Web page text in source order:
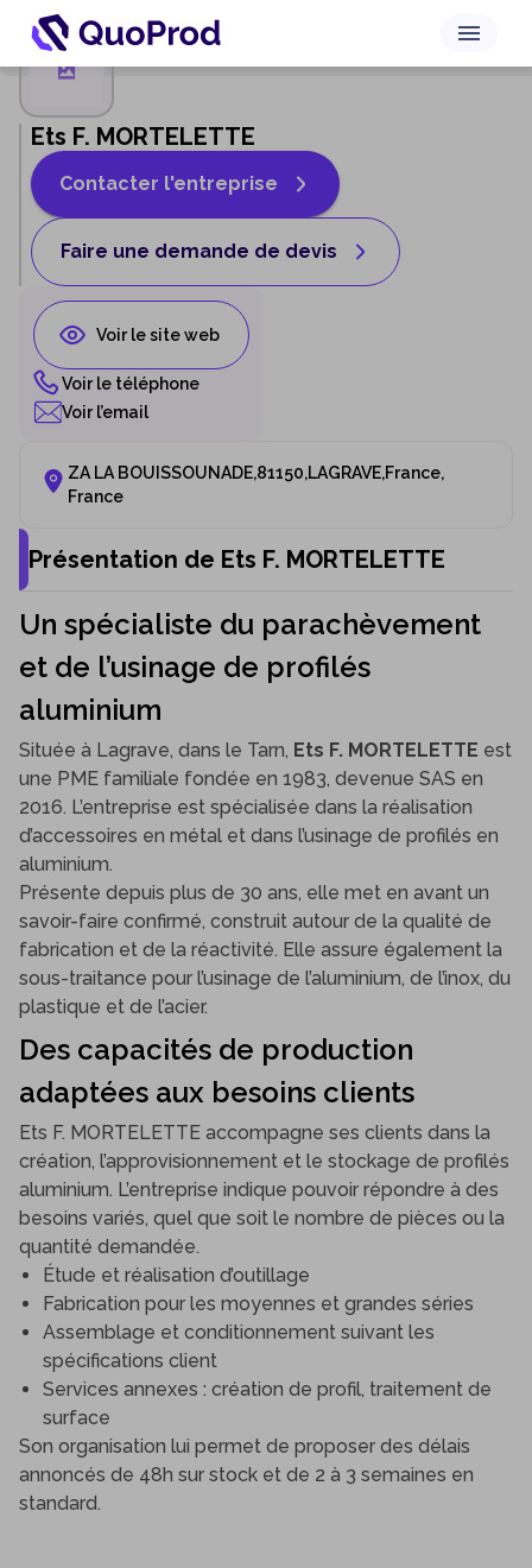
Ets F. MORTELETTE
Contacter l'entreprise
Faire une demande de devis
Voir le site web
Voir le téléphone
Voir l’email
ZA LA BOUISSOUNADE,81150,LAGRAVE,France,
France
Présentation de Ets F. MORTELETTE
Un spécialiste du parachèvement
et de l’usinage de profilés
aluminium
Située à Lagrave, dans le Tarn, Ets F. MORTELETTE est
une PME familiale fondée en 1983, devenue SAS en
2016. L’entreprise est spécialisée dans la réalisation
d’accessoires en métal et dans l’usinage de profilés en
aluminium.
Présente depuis plus de 30 ans, elle met en avant un
savoir-faire confirmé, construit autour de la qualité de
fabrication et de la réactivité. Elle assure également la
sous-traitance pour l’usinage de l’aluminium, de l’inox, du
plastique et de l’acier.
Des capacités de production
adaptées aux besoins clients
Ets F. MORTELETTE accompagne ses clients dans la
création, l’approvisionnement et le stockage de profilés
aluminium. L’entreprise indique pouvoir répondre à des
besoins variés, quel que soit le nombre de pièces ou la
quantité demandée.
Étude et réalisation d’outillage
Fabrication pour les moyennes et grandes séries
Assemblage et conditionnement suivant les
spécifications client
Services annexes : création de profil, traitement de
surface
Son organisation lui permet de proposer des délais
annoncés de 48h sur stock et de 2 à 3 semaines en
standard.